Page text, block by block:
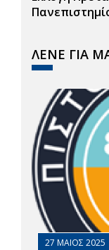
ΛΕΝΕ ΓΙΑ
27 ΜΑΙΟΣ 2025